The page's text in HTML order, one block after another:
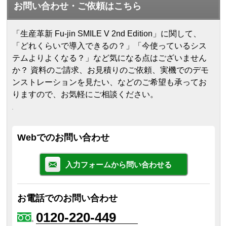
お問い合わせ・ご依頼はこちら
「生産革新 Fu-jin SMILE V 2nd Edition」に関して、
「どれくらいで導入できるの？」「今使っているシス
テムよりよくなる？」など気になる点はございません
か？ 資料のご請求、お見積りのご依頼、実機でのデモ
ンストレーションを見たい、などのご希望も承ってお
りますので、お気軽にご相談ください。
Webでのお問い合わせ
入力フォームから問い合わせる
お電話でのお問い合わせ
0120-220-449